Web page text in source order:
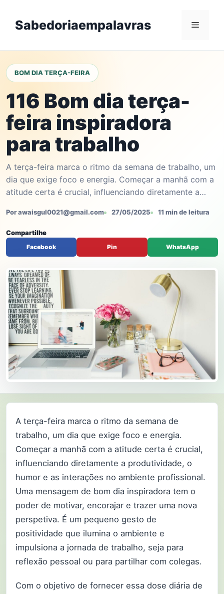
contentSabedoriaempalavras Menu
BOM DIA TERÇA-FEIRA
116 Bom dia terça-
feira inspiradora
para trabalho
A terça-feira marca o ritmo da semana de trabalho, um
dia que exige foco e energia. Começar a manhã com a
atitude certa é crucial, influenciando diretamente a…
Por awaisgul0021@gmail.com 27/05/2025 11 min de leitura
Compartilhe
Facebook Pin WhatsApp
A terça-feira marca o ritmo da semana de
trabalho, um dia que exige foco e energia.
Começar a manhã com a atitude certa é crucial,
influenciando diretamente a produtividade, o
humor e as interações no ambiente profissional.
Uma mensagem de bom dia inspiradora tem o
poder de motivar, encorajar e trazer uma nova
perspetiva. É um pequeno gesto de
positividade que ilumina o ambiente e
impulsiona a jornada de trabalho, seja para
reflexão pessoal ou para partilhar com colegas.
Com o objetivo de fornecer essa dose diária de